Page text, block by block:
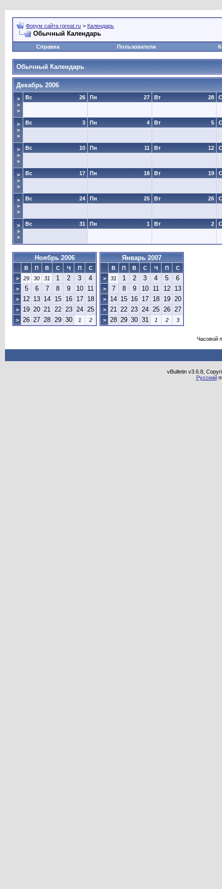
Форум сайта rgreat.ru > Календарь
Обычный Календарь
Справка Пользователи
Обычный Календарь
Декабрь 2006
>
>
>
26
Вс 27
Пн 28
Вт
>
>
>
3
Вс 4
Пн 5
Вт
>
>
>
10
Вс 11
Пн 12
Вт
>
>
>
17
Вс 18
Пн 19
Вт
>
>
>
24
Вс 25
Пн 26
Вт
>
>
>
31
Вс 1
Пн 2
Вт
Ноябрь 2006
В П В С Ч П
С
>
29 30 31 1 2 3 4
> 5 6 7 8 9 10 11
> 12 13 14 15 16 17 18
> 19 20 21 22 23 24 25
> 26 27 28 29 30 1 2
Январь 2007
В П В С Ч П
С
>
31 1 2 3 4 5 6
> 7 8 9 10 11 12 13
> 14 15 16 17 18 19 20
> 21 22 23 24 25 26 27
> 28 29 30 31 1 2 3
Часовой
vBulletin v3.6.8,
Русский